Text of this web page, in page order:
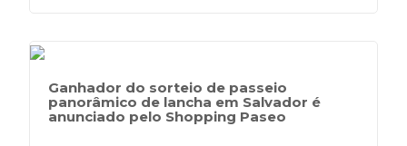
Ganhador do sorteio de passeio
panorâmico de lancha em Salvador é
anunciado pelo Shopping Paseo